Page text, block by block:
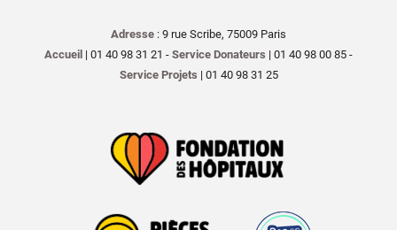
Adresse : 9 rue Scribe, 75009 Paris
Accueil | 01 40 98 31 21 - Service Donateurs | 01 40 98 00 85 -
Service Projets | 01 40 98 31 25